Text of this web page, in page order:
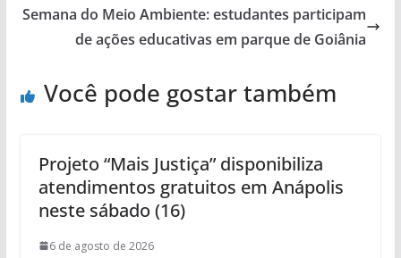
Semana do Meio Ambiente: estudantes participam
de ações educativas em parque de Goiânia
Você pode gostar também
Projeto “Mais Justiça” disponibiliza
atendimentos gratuitos em Anápolis
neste sábado (16)
6 de agosto de 2026